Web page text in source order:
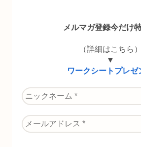
メルマガ登録今だけ
（詳細はこちら）
▼
ワークシートプレゼ